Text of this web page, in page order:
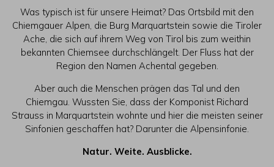
Was typisch ist für unsere Heimat? Das Ortsbild mit den
Chiemgauer Alpen, die Burg Marquartstein sowie die Tiroler
Ache, die sich auf ihrem Weg von Tirol bis zum weithin
bekannten Chiemsee durchschlängelt. Der Fluss hat der
Region den Namen Achental gegeben.
Aber auch die Menschen prägen das Tal und den
Chiemgau. Wussten Sie, dass der Komponist Richard
Strauss in Marquartstein wohnte und hier die meisten seiner
Sinfonien geschaffen hat? Darunter die Alpensinfonie.
Natur. Weite. Ausblicke.